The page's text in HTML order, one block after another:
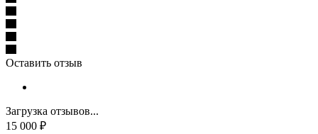
Оставить отзыв
Загрузка отзывов...
15 000 ₽